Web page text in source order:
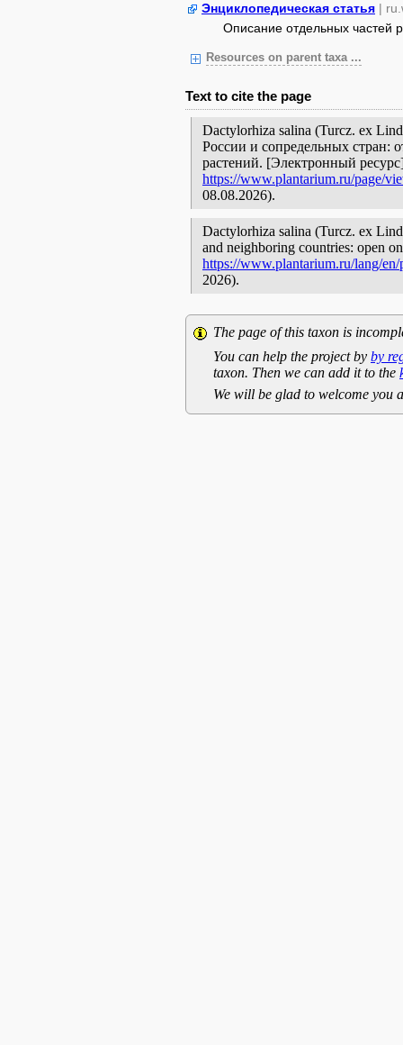
Энциклопедическая статья |
Описание отдельных частей
Resources on parent taxa ...
Text to cite the page
Dactylorhiza salina (Turcz. ex
России и сопредельных стран:
растений. [Электронный
https://www.plantarium.ru/page/
08.08.2026).
Dactylorhiza salina (Turcz. ex
and neighboring countries: open
https://www.plantarium.ru/lang/
2026).
The page of this taxon is
You can help the project by by
taxon. Then we can add it to the
We will be glad to welcome